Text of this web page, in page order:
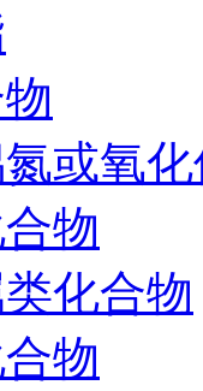
或氧
物
化合物
物